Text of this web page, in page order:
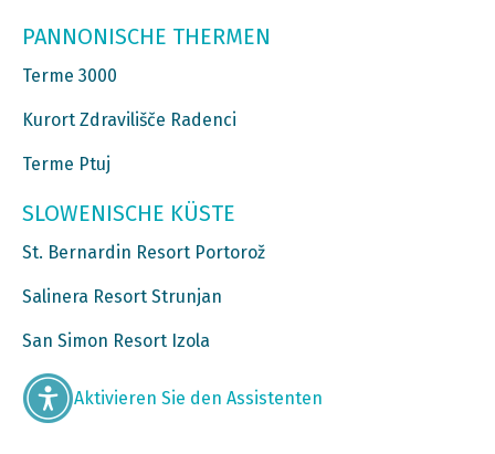
PANNONISCHE THERMEN
Terme 3000
Kurort Zdravilišče Radenci
Terme Ptuj
SLOWENISCHE KÜSTE
St. Bernardin Resort Portorož
Salinera Resort Strunjan
San Simon Resort Izola
Aktivieren Sie den Assistenten